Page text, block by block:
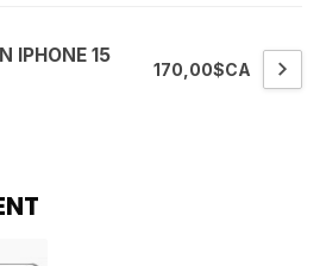
IPHONE 15
170,00$CA